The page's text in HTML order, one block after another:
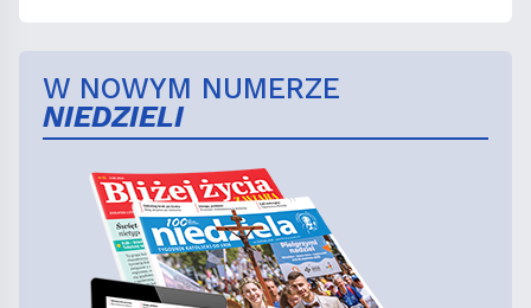
W NOWYM NUMERZE
NIEDZIELI